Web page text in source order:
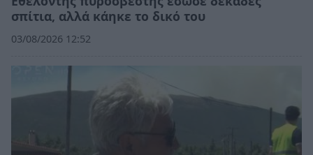
σπίτια, αλλά κάηκε το δικό του
03/08/2026 12:52